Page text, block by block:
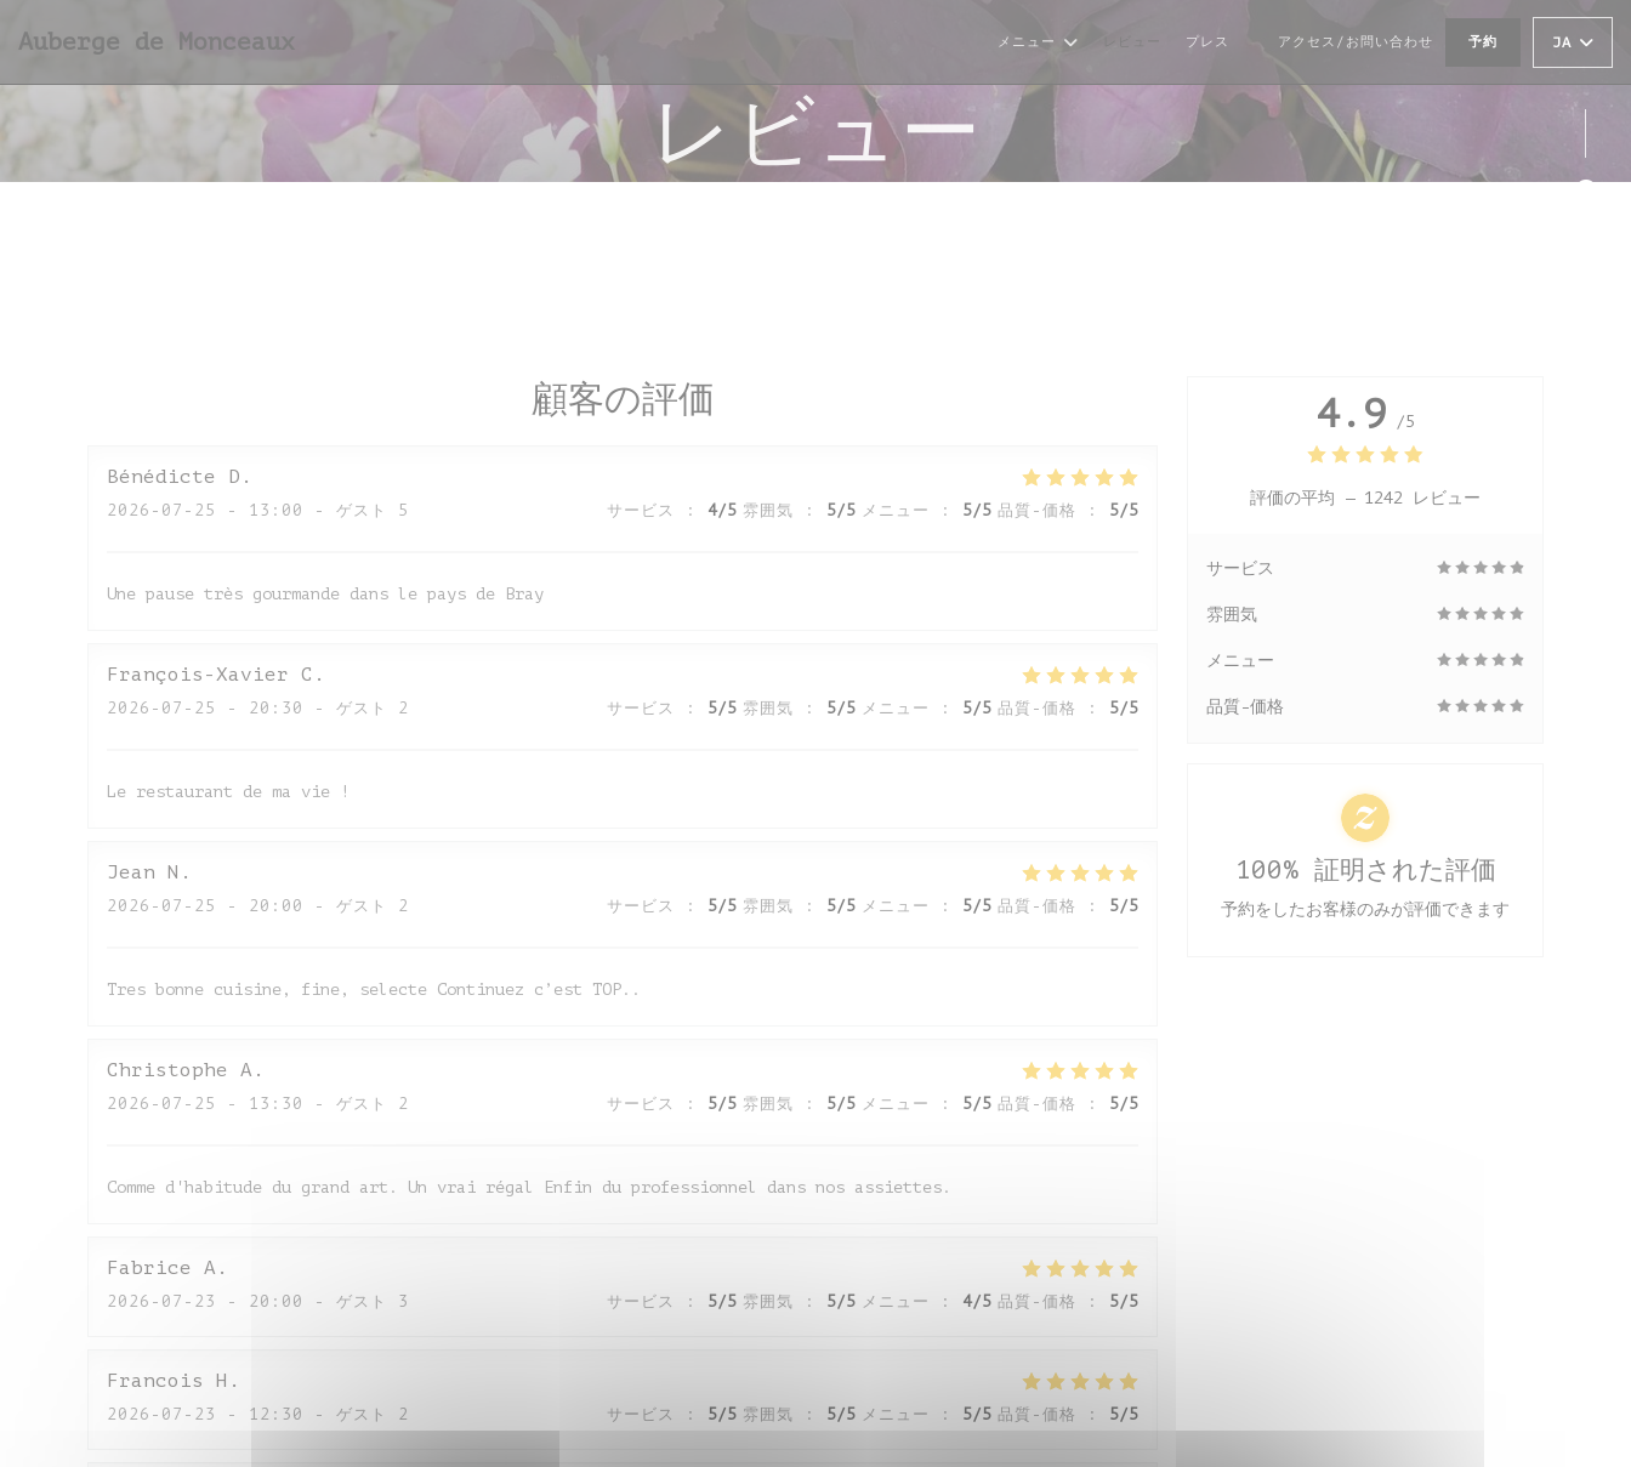
Auberge de Monceaux メニュー プレス
((新しいウィンドウで開きます))
アクセス/お問い合わせ 予約 JA
レビュー
顧客の評価
Bénédicte D
2026-07-25 - 13:00 - ゲスト 5 サービス : 4/5 雰囲気 : 5/5 メニュー : 5/5 品質-価格 : 5/5
Une pause très gourmande dans le pays de Bray
François-Xavier C
2026-07-25 - 20:30 - ゲスト 2 サービス : 5/5 雰囲気 : 5/5 メニュー : 5/5 品質-価格 : 5/5
Le restaurant de ma vie !
Jean N
2026-07-25 - 20:00 - ゲスト 2 サービス : 5/5 雰囲気 : 5/5 メニュー : 5/5 品質-価格 : 5/5
Tres bonne cuisine, fine, selecte Continuez c’est TOP..
Christophe A
2026-07-25 - 13:30 - ゲスト 2 サービス : 5/5 雰囲気 : 5/5 メニュー : 5/5 品質-価格 : 5/5
Comme d'habitude du grand art. Un vrai régal Enfin du professionnel dans nos assiettes.
Fabrice A
2026-07-23 - 20:00 - ゲスト 3 サービス : 5/5 雰囲気 : 5/5 メニュー : 4/5 品質-価格 : 5/5
Francois H
2026-07-23 - 12:30 - ゲスト 2 サービス : 5/5 雰囲気 : 5/5 メニュー : 5/5 品質-価格 : 5/5
4.9 /5
評価の平均 — 1242 レビュー
サービス
雰囲気
メニュー
品質-価格
100% 証明された評価
予約をしたお客様のみが評価できます